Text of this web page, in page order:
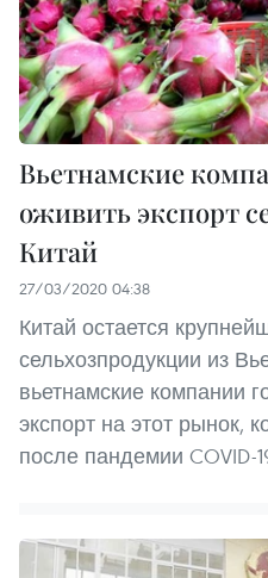
Вьетнамские
оживить экспорт
Китай
27/03/2020 04:38
Китай остается
сельхозпродукции из
вьетнамские компании
экспорт на этот рынок,
после пандемии COVID-